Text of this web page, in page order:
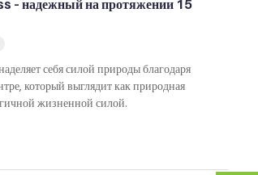
– надежный на протяжении 15
себя силой природы благодаря
который выглядит как природная
жизненной силой.